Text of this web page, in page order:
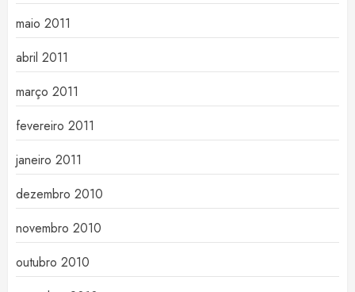
maio 2011
abril 2011
março 2011
fevereiro 2011
janeiro 2011
dezembro 2010
novembro 2010
outubro 2010